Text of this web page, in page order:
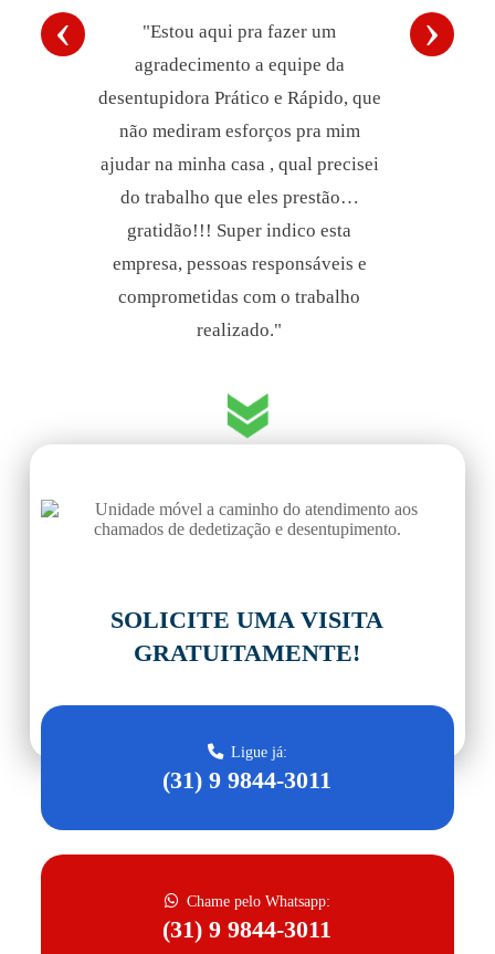
"Estou aqui pra fazer um
agradecimento a equipe da
desentupidora Prático e Rápido, que
não mediram esforços pra mim
ajudar na minha casa , qual precisei
do trabalho que eles prestão…
gratidão!!! Super indico esta
empresa, pessoas responsáveis e
comprometidas com o trabalho
realizado."
‹ ›
PERTO
DE VOCÊ
SOLICITE UMA VISITA
GRATUITAMENTE!
Ligue já:
(31) 9 9844-3011
Chame pelo Whatsapp:
(31) 9 9844-3011